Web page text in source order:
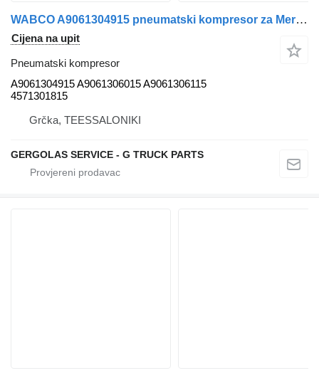
WABCO A9061304915 pneumatski kompresor za Mercedes-Benz ATEGO 2 AXOR kamiona
Cijena na upit
Pneumatski kompresor
A9061304915 A9061306015 A9061306115
4571301815
Grčka, TEESSALONIKI
GERGOLAS SERVICE - G TRUCK PARTS